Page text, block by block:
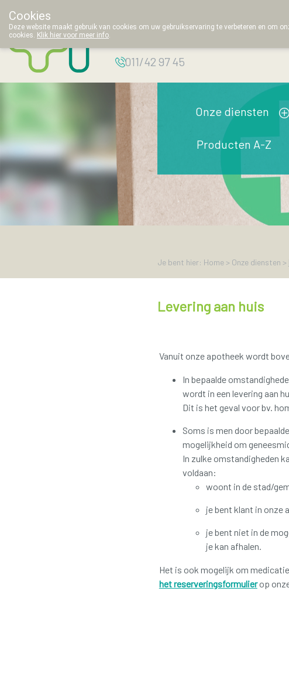
Apotheek
011/42 97 45
Onze diensten
Producten A-Z
Je bent hier: Home > Onze diensten >
Levering aan huis
Vanuit onze apotheek wordt
In bepaalde
wordt in een levering aan
Dit is het geval voor bv.
Soms is men door
mogelijkheid om
In zulke omstandigheden
voldaan:
woont in de stad/
je bent klant in onze
je bent niet in de
je kan afhalen.
Het is ook mogelijk om
het reserveringsformulierop
Cookies
Deze website maakt gebruik van cookies om uw gebruikservaring te verbeteren en om
cookies. Klik hier voor meer info.